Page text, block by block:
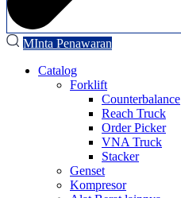
MInta Penawaran
Catalog
Forklift
Counterbalance
Reach Truck
Order Picker
VNA Truck
Stacker
Genset
Kompresor